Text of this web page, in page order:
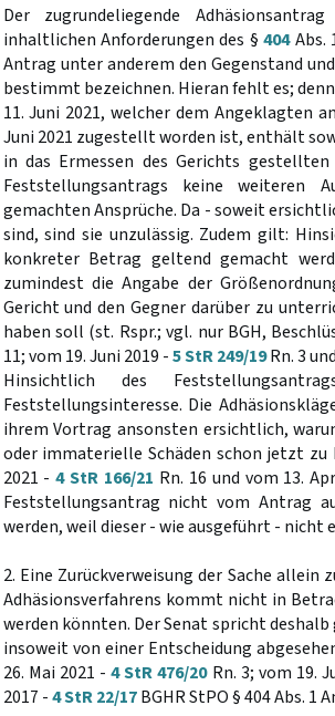
Der zugrundeliegende
inhaltlichen Anforderungen des §404Abs.
Antrag unter anderem den Gegenstand
bestimmt bezeichnen. Hieran fehlt es;
11. Juni 2021, welcher dem Angeklagten
Juni 2021 zugestellt worden ist, enthält
in das Ermessen des Gerichts
Feststellungsantrags keine weiteren
gemachten Ansprüche. Da - soweit
sind, sind sie unzulässig. Zudem gilt:
konkreter Betrag geltend gemacht
zumindest die Angabe der
Gericht und den Gegner darüber zu
haben soll (st. Rspr.; vgl. nur BGH,
11; vom 19. Juni 2019 -5 StR 249/19Rn. 3
Hinsichtlich des
Feststellungsinteresse. Die
ihrem Vortrag ansonsten ersichtlich,
oder immaterielle Schäden schon jetzt zu
2021 -4 StR 166/21 Rn. 16 und vom 13.
Feststellungsantrag nicht vom Antrag
werden, weil dieser - wie ausgeführt -
2. Eine Zurückverweisung der Sache
Adhäsionsverfahrens kommt nicht in
werden könnten. Der Senat spricht
insoweit von einer Entscheidung
26. Mai 2021 -4 StR 476/20Rn. 3; vom 19.
2017 -4 StR 22/17BGHR StPO § 404 Abs. 1